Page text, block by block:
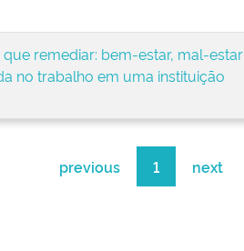
remediar: bem-estar, mal-estar
no trabalho em uma instituição
previous 1 next